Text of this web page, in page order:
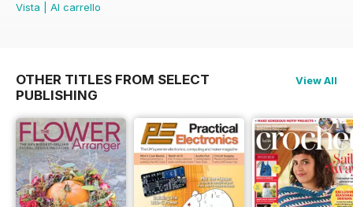
Vista
Al carrello
OTHER TITLES FROM SELECT
PUBLISHING
View All